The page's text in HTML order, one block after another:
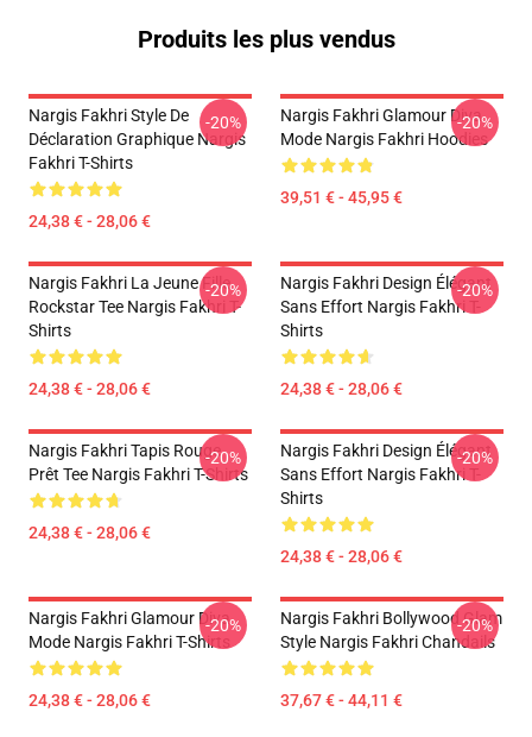
Produits les plus vendus
Nargis Fakhri Style De
Déclaration Graphique Nargis
Fakhri T-Shirts
24,38 € - 28,06 €
-20%
Nargis Fakhri Glamour Diva
Mode Nargis Fakhri Hoodies
39,51 € - 45,95 €
-20%
Nargis Fakhri La Jeune Fille
Rockstar Tee Nargis Fakhri T-
Shirts
24,38 € - 28,06 €
-20%
Nargis Fakhri Design Élégant
Sans Effort Nargis Fakhri T-
Shirts
24,38 € - 28,06 €
-20%
Nargis Fakhri Tapis Rouge
Prêt Tee Nargis Fakhri T-Shirts
24,38 € - 28,06 €
-20%
Nargis Fakhri Design Élégant
Sans Effort Nargis Fakhri T-
Shirts
24,38 € - 28,06 €
-20%
Nargis Fakhri Glamour Diva
Mode Nargis Fakhri T-Shirts
24,38 € - 28,06 €
-20%
Nargis Fakhri Bollywood Glam
Style Nargis Fakhri Chandails
37,67 € - 44,11 €
-20%